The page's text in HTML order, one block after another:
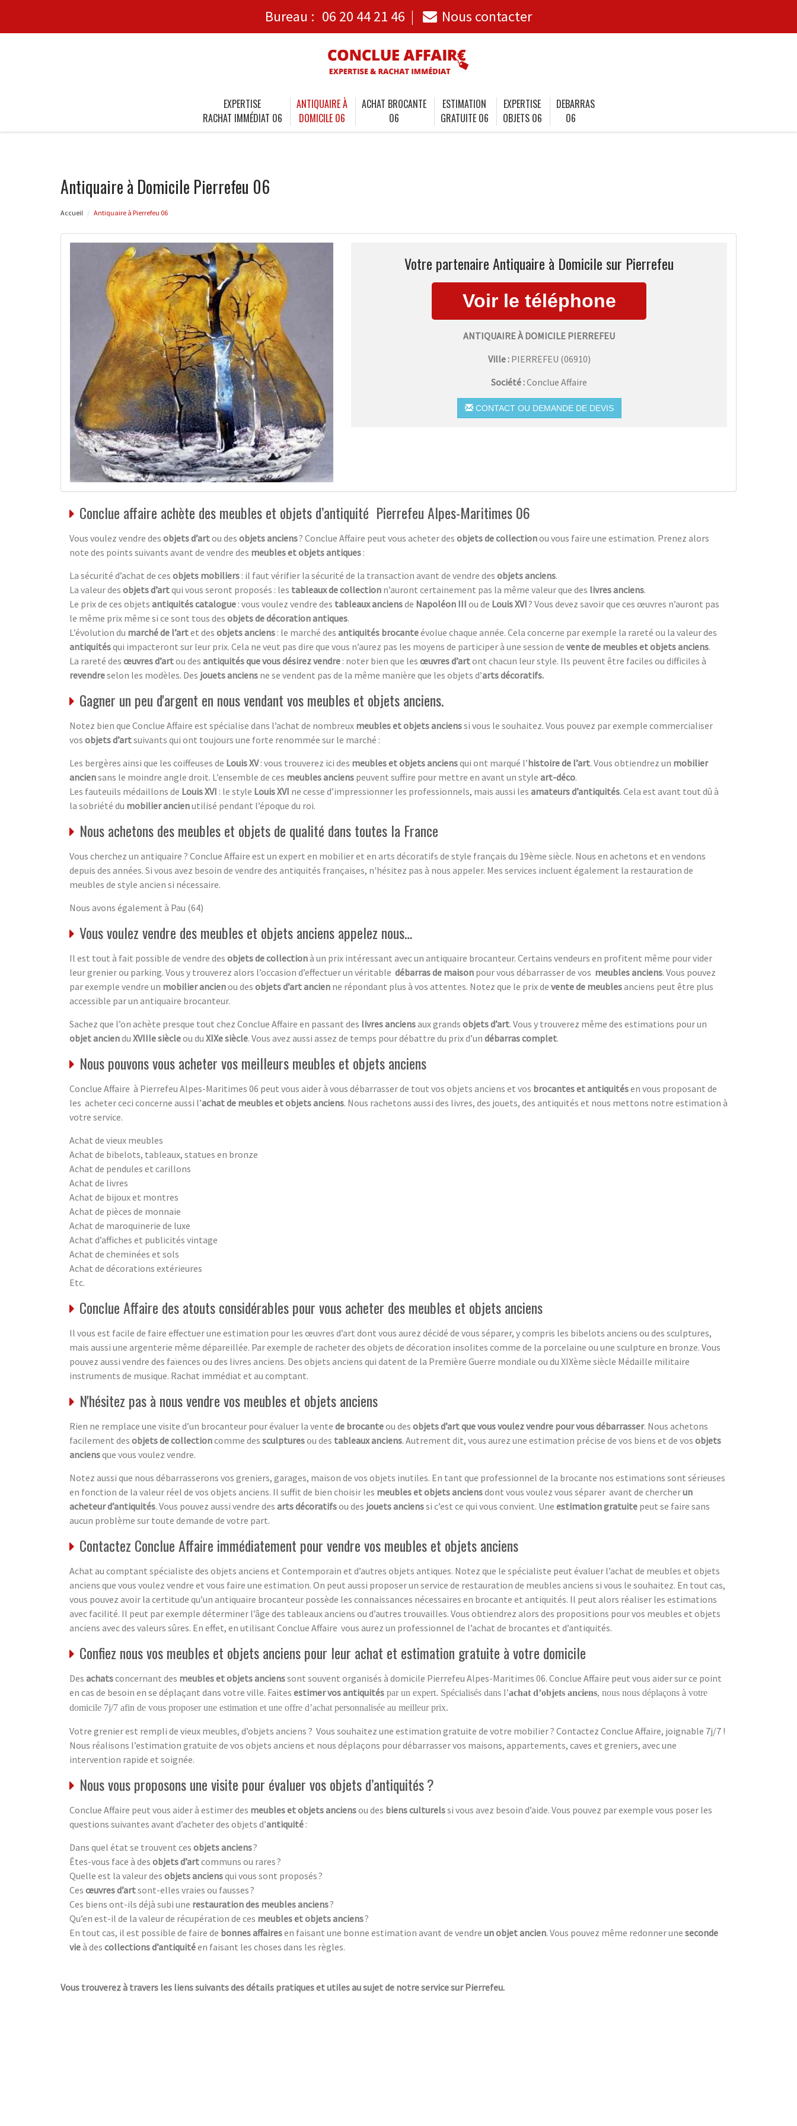
Bureau : 06 20 44 21 46 Nous contacter
EXPERTISE
RACHAT IMMÉDIAT 06
ANTIQUAIRE À
DOMICILE 06
ACHAT BROCANTE
06
ESTIMATION
GRATUITE 06
EXPERTISE
OBJETS 06
DEBARRAS
06
Antiquaire à Domicile Pierrefeu 06
Accueil Antiquaire à Pierrefeu 06
Votre partenaire Antiquaire à Domicile sur Pierrefeu
ANTIQUAIRE À DOMICILE PIERREFEU
Ville : PIERREFEU (06910)
Société :Conclue Affaire
CONTACT OU DEMANDE DE DEVIS
Conclue affaire achète des meubles et objets d’antiquité Pierrefeu Alpes-Maritimes 06
Vous voulez vendre des objets d’artou des objets anciens? Conclue Affaire peut vous acheter des objets de collectionou vous faire une estimation. Prenez alors
note des points suivants avant de vendre des meubles et objets antiques :
La sécurité d’achat de ces objets mobiliers : il faut vérifier la sécurité de la transaction avant de vendre des objets anciens.
La valeur des objets d’artqui vous seront proposés : les tableaux de collection n’auront certainement pas la même valeur que des livres anciens.
Le prix de ces objets antiquités catalogue : vous voulez vendre des tableaux anciensde Napoléon III ou de Louis XVI? Vous devez savoir que ces œuvres n’auront pas
le même prix même si ce sont tous des objets de décoration antiques.
L’évolution du marché de l’artet des objets anciens : le marché des antiquités brocanteévolue chaque année. Cela concerne par exemple la rareté ou la valeur des
antiquitésqui impacteront sur leur prix. Cela ne veut pas dire que vous n’aurez pas les moyens de participer à une session de vente de meubles et objets anciens.
La rareté des œuvres d’artou des antiquités que vous désirez vendre : noter bien que les œuvres d’artont chacun leur style. Ils peuvent être faciles ou difficiles à
revendreselon les modèles. Des jouets anciens ne se vendent pas de la même manière que les objets d’arts décoratifs.
Gagner un peu d'argent en nous vendant vos meubles et objets anciens.
Notez bien que Conclue Affaire est spécialise dans l’achat de nombreux meubles et objets ancienssi vous le souhaitez. Vous pouvez par exemple commercialiser
vos objets d’artsuivants qui ont toujours une forte renommée sur le marché :
Les bergères ainsi que les coiffeuses de Louis XV: vous trouverez ici des meubles et objets anciensqui ont marqué l’histoire de l’art. Vous obtiendrez un mobilier
anciensans le moindre angle droit. L’ensemble de ces meubles anciens peuvent suffire pour mettre en avant un style art-déco.
Les fauteuils médaillons de Louis XVI : le style Louis XVI ne cesse d’impressionner les professionnels, mais aussi les amateurs d’antiquités. Cela est avant tout dû à
la sobriété du mobilier ancienutilisé pendant l’époque du roi.
Nous achetons des meubles et objets de qualité dans toutes la France
Vous cherchez un antiquaire ? Conclue Affaire est un expert en mobilier et en arts décoratifs de style français du 19ème siècle. Nous en achetons et en vendons
depuis des années. Si vous avez besoin de vendre des antiquités françaises, n'hésitez pas à nous appeler. Mes services incluent également la restauration de
meubles de style ancien si nécessaire.
Nous avons également à Pau (64)
Vous voulez vendre des meubles et objets anciens appelez nous…
Il est tout à fait possible de vendre des objets de collectionà un prix intéressant avec un antiquaire brocanteur. Certains vendeurs en profitent même pour vider
leur grenier ou parking. Vous y trouverez alors l’occasion d’effectuer un véritable débarras de maison pour vous débarrasser de vos meubles anciens. Vous pouvez
par exemple vendre un mobilier ancienou des objets d’art ancien ne répondant plus à vos attentes. Notez que le prix de vente de meublesanciens peut être plus
accessible par un antiquaire brocanteur.
Sachez que l’on achète presque tout chez Conclue Affaire en passant des livres anciensaux grands objets d’art. Vous y trouverez même des estimations pour un
objet anciendu XVIIIe siècleou du XIXe siècle. Vous avez aussi assez de temps pour débattre du prix d’un débarras complet.
Nous pouvons vous acheter vos meilleurs meubles et objets anciens
Conclue Affaire à Pierrefeu Alpes-Maritimes 06 peut vous aider à vous débarrasser de tout vos objets anciens et vos brocantes et antiquitésen vous proposant de
les acheter ceci concerne aussi l’achat de meubles et objets anciens. Nous rachetons aussi des livres, des jouets, des antiquités et nous mettons notre estimation à
votre service.
Achat de vieux meubles
Achat de bibelots, tableaux, statues en bronze
Achat de pendules et carillons
Achat de livres
Achat de bijoux et montres
Achat de pièces de monnaie
Achat de maroquinerie de luxe
Achat d’affiches et publicités vintage
Achat de cheminées et sols
Achat de décorations extérieures
Etc.
Conclue Affaire des atouts considérables pour vous acheter des meubles et objets anciens
Il vous est facile de faire effectuer une estimation pour les œuvres d’art dont vous aurez décidé de vous séparer, y compris les bibelots anciens ou des sculptures,
mais aussi une argenterie même dépareillée. Par exemple de racheter des objets de décoration insolites comme de la porcelaine ou une sculpture en bronze. Vous
pouvez aussi vendre des faïences ou des livres anciens. Des objets anciens qui datent de la Première Guerre mondiale ou du XIXème siècle Médaille militaire
instruments de musique. Rachat immédiat et au comptant.
N'hésitez pas à nous vendre vos meubles et objets anciens
Rien ne remplace une visite d’un brocanteur pour évaluer la vente de brocanteou des objets d’art que vous voulez vendre pour vous débarrasser. Nous achetons
facilement des objets de collectioncomme des sculpturesou des tableaux anciens. Autrement dit, vous aurez une estimation précise de vos biens et de vos objets
anciensque vous voulez vendre.
Notez aussi que nous débarrasserons vos greniers, garages, maison de vos objets inutiles. En tant que professionnel de la brocante nos estimations sont sérieuses
en fonction de la valeur réel de vos objets anciens. Il suffit de bien choisir les meubles et objets anciensdont vous voulez vous séparer avant de chercherun
acheteur d’antiquités. Vous pouvez aussi vendre des arts décoratifsou des jouets ancienssi c’est ce qui vous convient. Une estimation gratuite peut se faire sans
aucun problème sur toute demande de votre part.
Contactez Conclue Affaire immédiatement pour vendre vos meubles et objets anciens
Achat au comptant spécialiste des objets anciens et Contemporain et d’autres objets antiques. Notez que le spécialiste peut évaluer l’achat de meubles et objets
anciens que vous voulez vendre et vous faire une estimation. On peut aussi proposer un service de restauration de meubles anciens si vous le souhaitez. En tout cas,
vous pouvez avoir la certitude qu’un antiquaire brocanteur possède les connaissances nécessaires en brocante et antiquités. Il peut alors réaliser les estimations
avec facilité. Il peut par exemple déterminer l’âge des tableaux anciens ou d’autres trouvailles. Vous obtiendrez alors des propositions pour vos meubles et objets
anciens avec des valeurs sûres. En effet, en utilisant Conclue Affaire vous aurez un professionnel de l’achat de brocantes et d’antiquités.
Confiez nous vos meubles et objets anciens pour leur achat et estimation gratuite à votre domicile
Des achatsconcernant des meubles et objets ancienssont souvent organisés à domicile Pierrefeu Alpes-Maritimes 06. Conclue Affaire peut vous aider sur ce point
en cas de besoin en se déplaçant dans votre ville. Faites estimer vos antiquités par un expert. Spécialisés dans l’achat d’objets anciens, nous nous déplaçons à votre
domicile 7j/7 afin de vous proposer une estimation et une offre d’achat personnalisée au meilleur prix.
Votre grenier est rempli de vieux meubles, d’objets anciens ? Vous souhaitez une estimation gratuite de votre mobilier ? Contactez Conclue Affaire, joignable 7j/7 !
Nous réalisons l’estimation gratuite de vos objets anciens et nous déplaçons pour débarrasser vos maisons, appartements, caves et greniers, avec une
intervention rapide et soignée.
Nous vous proposons une visite pour évaluer vos objets d’antiquités ?
Conclue Affaire peut vous aider à estimer des meubles et objets anciensou des biens culturelssi vous avez besoin d’aide. Vous pouvez par exemple vous poser les
questions suivantes avant d’acheter des objets d’antiquité :
Dans quel état se trouvent ces objets anciens?
Êtes-vous face à des objets d’artcommuns ou rares ?
Quelle est la valeur des objets anciensqui vous sont proposés ?
Ces œuvres d’artsont-elles vraies ou fausses ?
Ces biens ont-ils déjà subi une restauration des meubles anciens?
Qu’en est-il de la valeur de récupération de ces meubles et objets anciens?
En tout cas, il est possible de faire de bonnes affairesen faisant une bonne estimation avant de vendre un objet ancien. Vous pouvez même redonner une seconde
vieà des collections d’antiquitéen faisant les choses dans les règles.
Vous trouverez à travers les liens suivants des détails pratiques et utiles au sujet de notre service sur Pierrefeu.